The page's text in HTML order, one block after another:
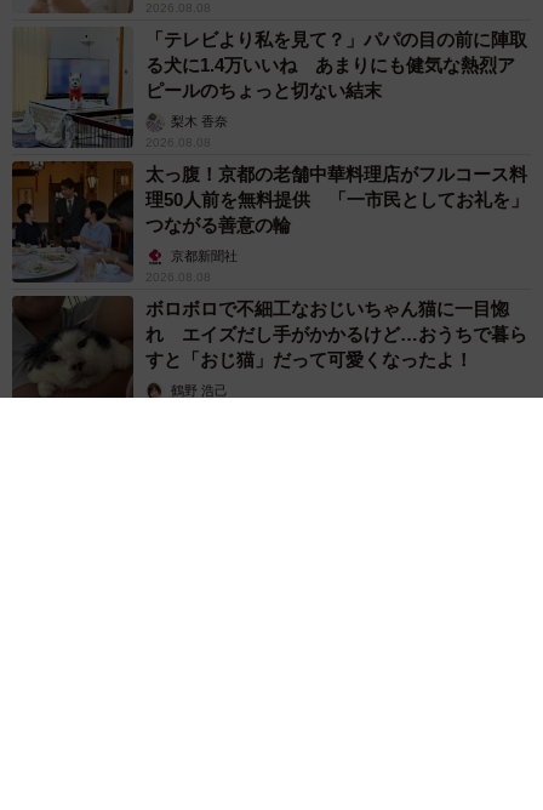
2026.08.08
「テレビより私を見て？」パパの目の前に陣取
る犬に1.4万いいね あまりにも健気な熱烈ア
ピールのちょっと切ない結末
梨木 香奈
2026.08.08
太っ腹！京都の老舗中華料理店がフルコース料
理50人前を無料提供 「一市民としてお礼を」
つながる善意の輪
京都新聞社
2026.08.08
ボロボロで不細工なおじいちゃん猫に一目惚
れ エイズだし手がかかるけど…おうちで暮ら
すと「おじ猫」だって可愛くなったよ！
鶴野 浩己